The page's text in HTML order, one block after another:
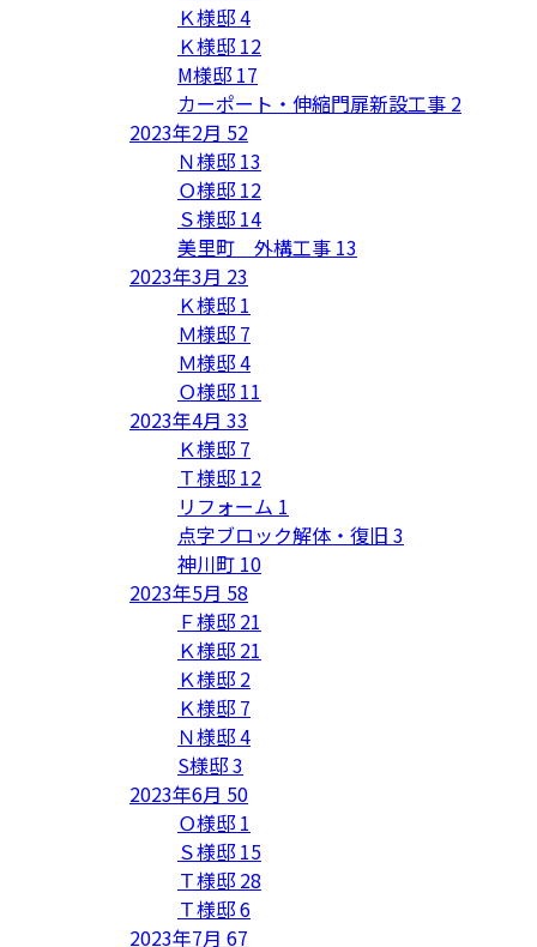
Ｋ様邸4
Ｋ様邸 12
M様邸 17
カーポート・伸縮門扉新設工事 2
2023年2月 52
Ｎ様邸 13
Ｏ様邸 12
Ｓ様邸 14
美里町 外構工事 13
2023年3月 23
Ｋ様邸 1
Ｍ様邸 7
Ｍ様邸4
Ｏ様邸 11
2023年4月 33
Ｋ様邸 7
Ｔ様邸 12
リフォーム 1
点字ブロック解体・復旧 3
神川町 10
2023年5月 58
Ｆ様邸 21
Ｋ様邸 21
Ｋ様邸 2
Ｋ様邸 7
Ｎ様邸4
S様邸3
2023年6月 50
Ｏ様邸 1
Ｓ様邸 15
Ｔ様邸 28
Ｔ様邸6
2023年7月 67